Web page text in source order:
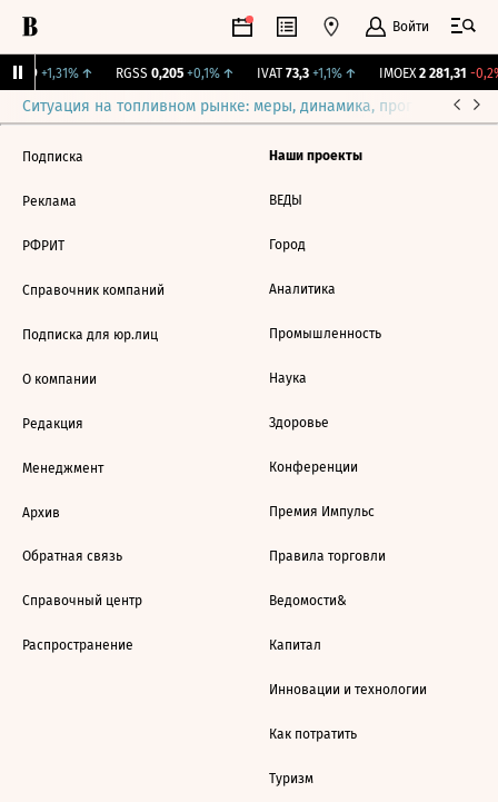
Войти
+1,31%↑ RGSS 0,205 +0,1%↑ IVAT 73,3 +1,1%↑ IMOEX 2 281,31 -0,2%
Ситуация на топливном рынке: меры, динамика, прогнозы
Подписка
Реклама
РФРИТ
Справочник компаний
Подписка для юр.лиц
О компании
Редакция
Менеджмент
Архив
Обратная связь
Справочный центр
Распространение
Наши проекты
ВЕДЫ
Город
Аналитика
Промышленность
Наука
Здоровье
Конференции
Премия Импульс
Правила торговли
Ведомости&
Капитал
Инновации и технологии
Как потратить
Туризм